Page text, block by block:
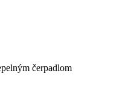
čerpadlom